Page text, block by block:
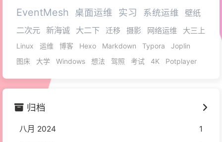
EventMesh 桌面运维 实习 系统运维
壁纸
二次元 新海诚 大二下 迁移 摄影 网络运维 大三上
Linux 运维 博客 Hexo Markdown Typora
Joplin
图床
大学 Windows 想法 驾照 考试 4K Potplayer
归档
八月 2024
1